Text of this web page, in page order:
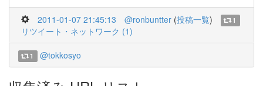
2011-01-07 21:45:13 @ronbuntter (投稿一覧) 1
リツイート・ネットワーク (1)
1 @tokkosyo